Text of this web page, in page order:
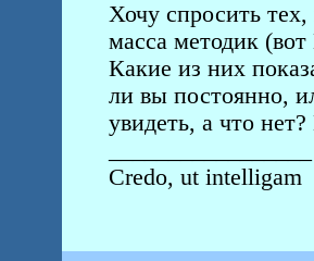
Хочу спросить
масса методик
Какие из них
ли вы постоянно,
увидеть, а что
Credo, ut intelligam